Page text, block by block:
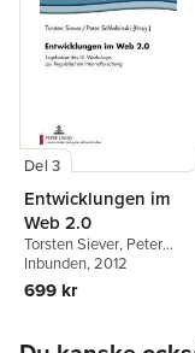
Del 3
Entwicklungen im
Web 2.0
Torsten Siever, Peter
Schlobinski
Inbunden, 2012
699 kr